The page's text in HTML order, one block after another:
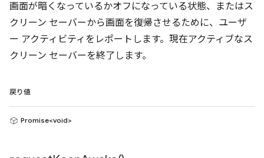
画面が暗くなっているかオフになっている状態、またはス
クリーン セーバーから画面を復帰させるために、ユーザ
ー アクティビティをレポートします。現在アクティブなス
クリーン セーバーを終了します。
戻り値
Promise<void>